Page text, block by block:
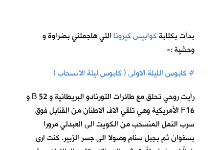
بدأت بكتابةكوابيس كيروناالتي هاجمتني بضراوة و
وحشية :-
# كابوس الليلة الاولى ( كابوس ليلة الانسحاب )
رأيت روحي تحلق مع طائرات التورنادو البريطانية و 52 B و
F16 الأمريكية وهي تلقي الاف الاطنان من القنابل فوق
سرب النمل المنسحب من الكويت الى العبدلي مرورا
بسفوان ثم بجبل سنام وصولا الى جسر الزبير. كنت ارى